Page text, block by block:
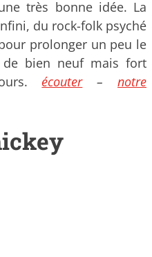
très bonne idée. La
du rock-folk psyché
prolonger un peu le
bien neuf mais fort
écouter –notre